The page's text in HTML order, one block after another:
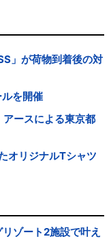
」が荷物到着後の対
を開催
ースによる東京都
オリジナルTシャツ
ゾート2施設で叶え